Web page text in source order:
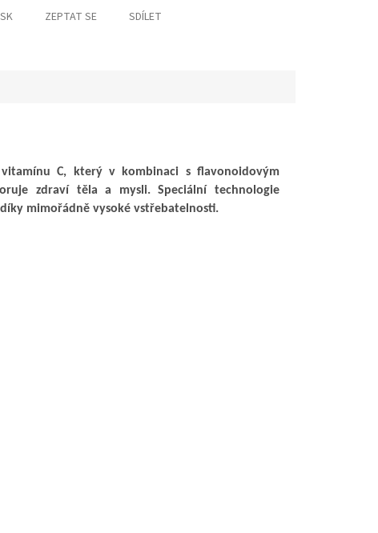
ZEPTAT SE SDÍLET
C, který v kombinaci s flavonoidovým
zdraví těla a mysli. Speciální technologie
mimořádně vysoké vstřebatelnosti.